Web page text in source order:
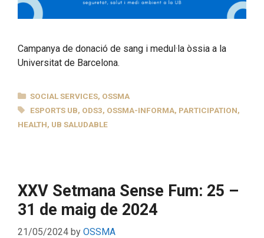
Campanya de donació de sang i medul·la òssia a la
Universitat de Barcelona.
CATEGORIES
SOCIAL SERVICES, OSSMA
TAGS
ESPORTS UB, ODS3, OSSMA-INFORMA, PARTICIPATION,
HEALTH, UB SALUDABLE
XXV Setmana Sense Fum: 25 –
31 de maig de 2024
21/05/2024 by OSSMA